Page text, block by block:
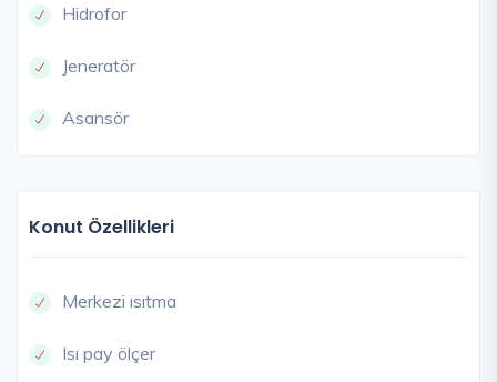
Hidrofor
Jeneratör
Asansör
Konut Özellikleri
Merkezi ısıtma
Isı pay ölçer